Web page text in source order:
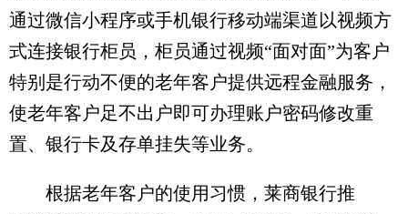
通过微信小程序或手机银行移动端渠道以视频方
式连接银行柜员，柜员通过视频“面对面”为客户
特别是行动不便的老年客户提供远程金融服务，
使老年客户足不出户即可办理账户密码修改重
置、银行卡及存单挂失等业务。
根据老年客户的使用习惯，莱商银行推